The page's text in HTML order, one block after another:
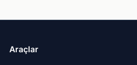
Araçlar